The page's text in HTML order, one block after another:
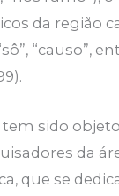
da região
“causo”,
tem sido
da
que se